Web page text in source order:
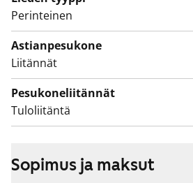
Perinteinen
Astianpesukone
Liitännät
Pesukoneliitännät
Tuloliitäntä
Sopimus ja maksut